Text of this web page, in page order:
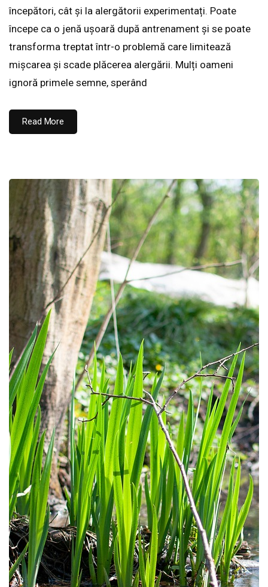
începători, cât și la alergătorii experimentați. Poate
începe ca o jenă ușoară după antrenament și se poate
transforma treptat într-o problemă care limitează
mișcarea și scade plăcerea alergării. Mulți oameni
ignoră primele semne, sperând
Read More